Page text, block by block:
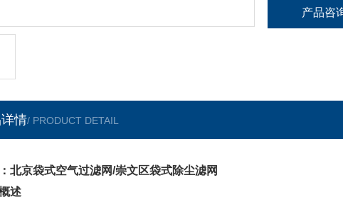
产品咨
情/ PRODUCT DETAIL
北京袋式空气过滤网/崇文区袋式除尘滤网
述